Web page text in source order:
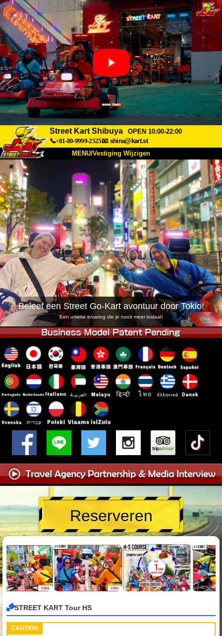
Street Kart Shibuya
OPEN 10:00-22:00
📞+81-80-9999-2525📧 shina@kart.st
MENU/Vestiging Wijzigen
TOP
Over Ons Specificaties Prijs
Bereikbaarheid Reviews Veelgestelde Vragen
Bedrijf Reserveren
Vestiging Wijzigen
Tokio Shinagawa Tokio Akihabara#1
Tokio Akihabara#2 Tokio Shibuya
Tokio Shibuya Annex Tokio Baai
Tokio Asakusa Osaka
Okinawa
Beleef een Street Go-Kart avontuur door Tokio!
Een unieke ervaring die je nooit meer loslaat!
Reserveren
STREET KART Tour HS
CAUTION